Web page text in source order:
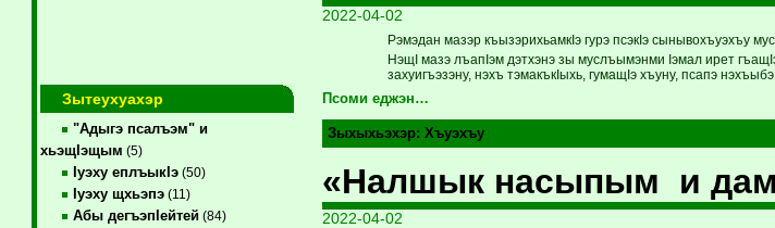
Зытеухуахэр
"Адыгэ псалъэм" и
хьэщIэщым (5)
Iуэху еплъыкIэ(50)
Iуэху щхьэпэ(11)
Абы дегъэпIейтей(84)
2022-04-02
Рэмэдан мазэр къызэрихьамкIэ гурэ псэкIэ сынывохъуэхъу
НэщI мазэ лъапIэм дэтхэнэ зы муслъымэнми Iэмал ирет
захуигъэзэну, нэхъ тэмакъкIыхь, гумащIэ хъуну, псапэ
Псоми еджэн…
Зыхыхьэхэр: Хъуэхъу
«Налшык насыпым и
2022-04-02